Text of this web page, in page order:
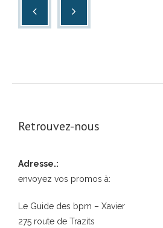
Retrouvez-nous
Adresse.:
envoyez vos promos à:
Le Guide des bpm – Xavier
275 route de Trazits